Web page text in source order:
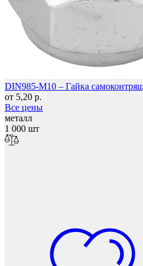
Колесные опоры
DIN985-M10 – Гайка
от 5,20 р.
Все цены
металл
1 000 шт